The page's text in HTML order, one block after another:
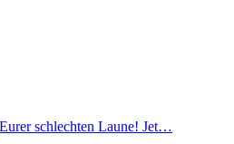
schlechten Laune! Jet…